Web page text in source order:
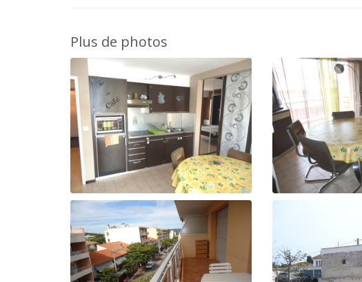
Plus de photos